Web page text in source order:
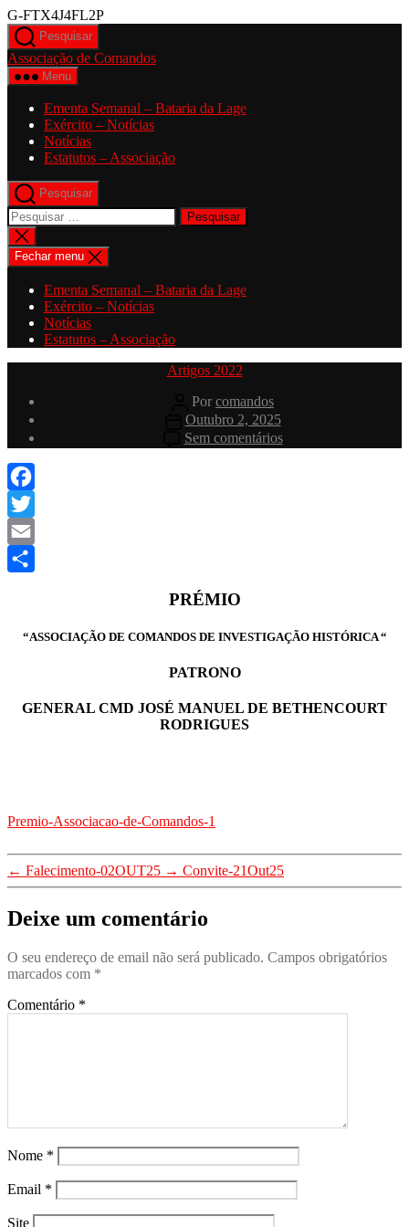
G-FTX4J4FL2PSaltar
conteúdo
Pesquisar
Associação de Comandos
Menu
Ementa Semanal – Bataria da Lage
Exército – Notícias
Notícias
Estatutos – Associação
Pesquisar
Pesquisar
por:
Fechar
pesquisa
Fechar menu
Ementa Semanal – Bataria da Lage
Exército – Notícias
Notícias
Estatutos – Associação
Categorias
Artigos 2022
Autor
artigo
Por comandos
Data
artigo
Outubro 2, 2025
Sem comentáriosem
Facebook
Twitter
Email
PRÉMIO
“ASSOCIAÇÃO DE COMANDOS DE INVESTIGAÇÃO HISTÓRICA “
PATRONO
GENERAL CMD JOSÉ MANUEL DE BETHENCOURT
RODRIGUES
Premio-Associacao-de-Comandos-1
← Falecimento-02OUT25 → Convite-21Out25
Deixe um comentário
O seu endereço de email não será publicado. Campos obrigatórios
marcados com *
Comentário *
Nome *
Email *
Site